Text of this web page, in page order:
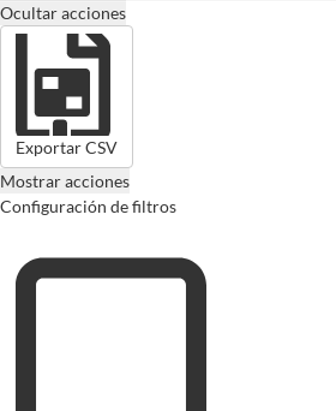
Ocultar acciones
Exportar CSV
Mostrar acciones
Configuración de filtros